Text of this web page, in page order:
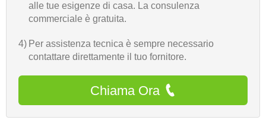
alle tue esigenze di casa. La consulenza
commerciale è gratuita.
4) Per assistenza tecnica è sempre necessario
contattare direttamente il tuo fornitore.
Chiama Ora